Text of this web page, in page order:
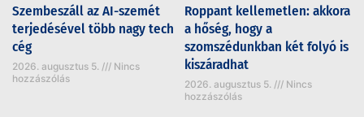
Szembeszáll az AI-szemét
terjedésével több nagy tech
cég
2026. augusztus 5.
Nincs
hozzászólás
Roppant kellemetlen: akkora
a hőség, hogy a
szomszédunkban két folyó is
kiszáradhat
2026. augusztus 5.
Nincs
hozzászólás